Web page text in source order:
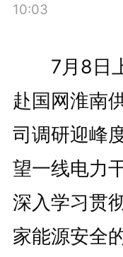
10:03
7月8日上
赴国网淮南
司调研迎峰
望一线电力
深入学习贯
家能源安全